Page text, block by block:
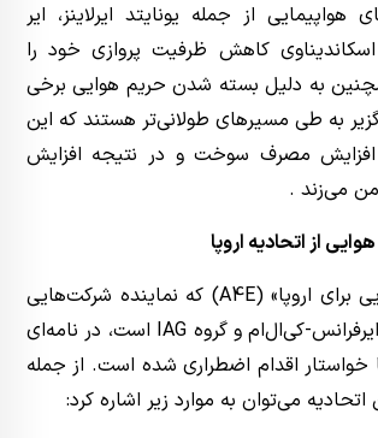
از جمله یونایتد ایرلاینز، ایر
نیوزیلند و SAS اسکاندیناوی کاهش ظرفیت پروازی خود را
به دلیل بسته شدن حریم هوایی برخی
به طی مسیرهای طولانی‌تر هستند که این
مصرف سوخت و در نتیجه افزایش
می‌زند .
از اتحادیه اروپا
اتحادیه «هواپیمایی برای اروپا» (A4E) که نماینده شرکت‌هایی
مانند لوفت‌هانزا، ایرفرانس-کی‌ال‌ام و گروه IAG است، در نامه‌ای
خواستار اقدام اضطراری شده است. از جمله
می‌توان به موارد زیر اشاره کرد: